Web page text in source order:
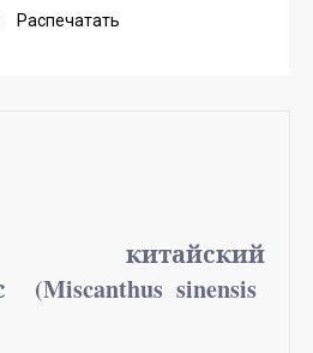
Распечатать
китайский
sinensis